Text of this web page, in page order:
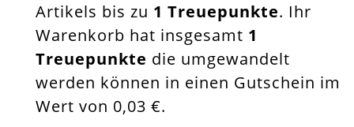
Artikels bis zu 1 Treuepunkte. Ihr
Warenkorb hat insgesamt 1
Treuepunkte die umgewandelt
werden können in einen Gutschein im
Wert von 0,03 €.